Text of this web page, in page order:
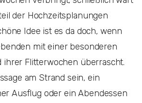
der Hochzeitsplanungen
Idee ist es da doch, wenn
mit einer besonderen
ihrer Flitterwochen überrascht.
am Strand sein, ein
Ausflug oder ein Abendessen